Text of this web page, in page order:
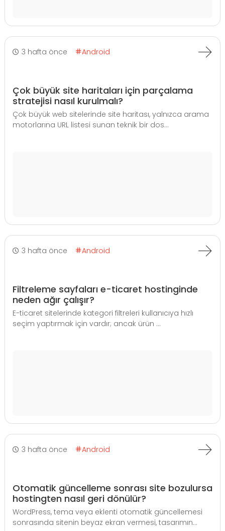
3 hafta önce Android
Çok büyük site haritaları için parçalama
stratejisi nasıl kurulmalı?
Çok büyük web sitelerinde site haritası, yalnızca arama
motorlarına URL listesi sunan teknik bir dos...
3 hafta önce Android
Filtreleme sayfaları e-ticaret hostinginde
neden ağır çalışır?
E-ticaret sitelerinde kategori filtreleri kullanıcıya hızlı
seçim yaptırmak için vardır; ancak ürün ...
3 hafta önce Android
Otomatik güncelleme sonrası site bozulursa
hostingten nasıl geri dönülür?
WordPress, tema veya eklenti otomatik güncellemesi
sonrasında sitenin beyaz ekran vermesi, tasarımın...